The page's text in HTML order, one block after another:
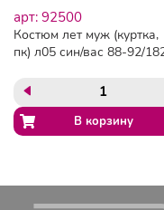
арт: 92500
Костюм лет муж (куртка,
пк) л05 син/вас 88-92/